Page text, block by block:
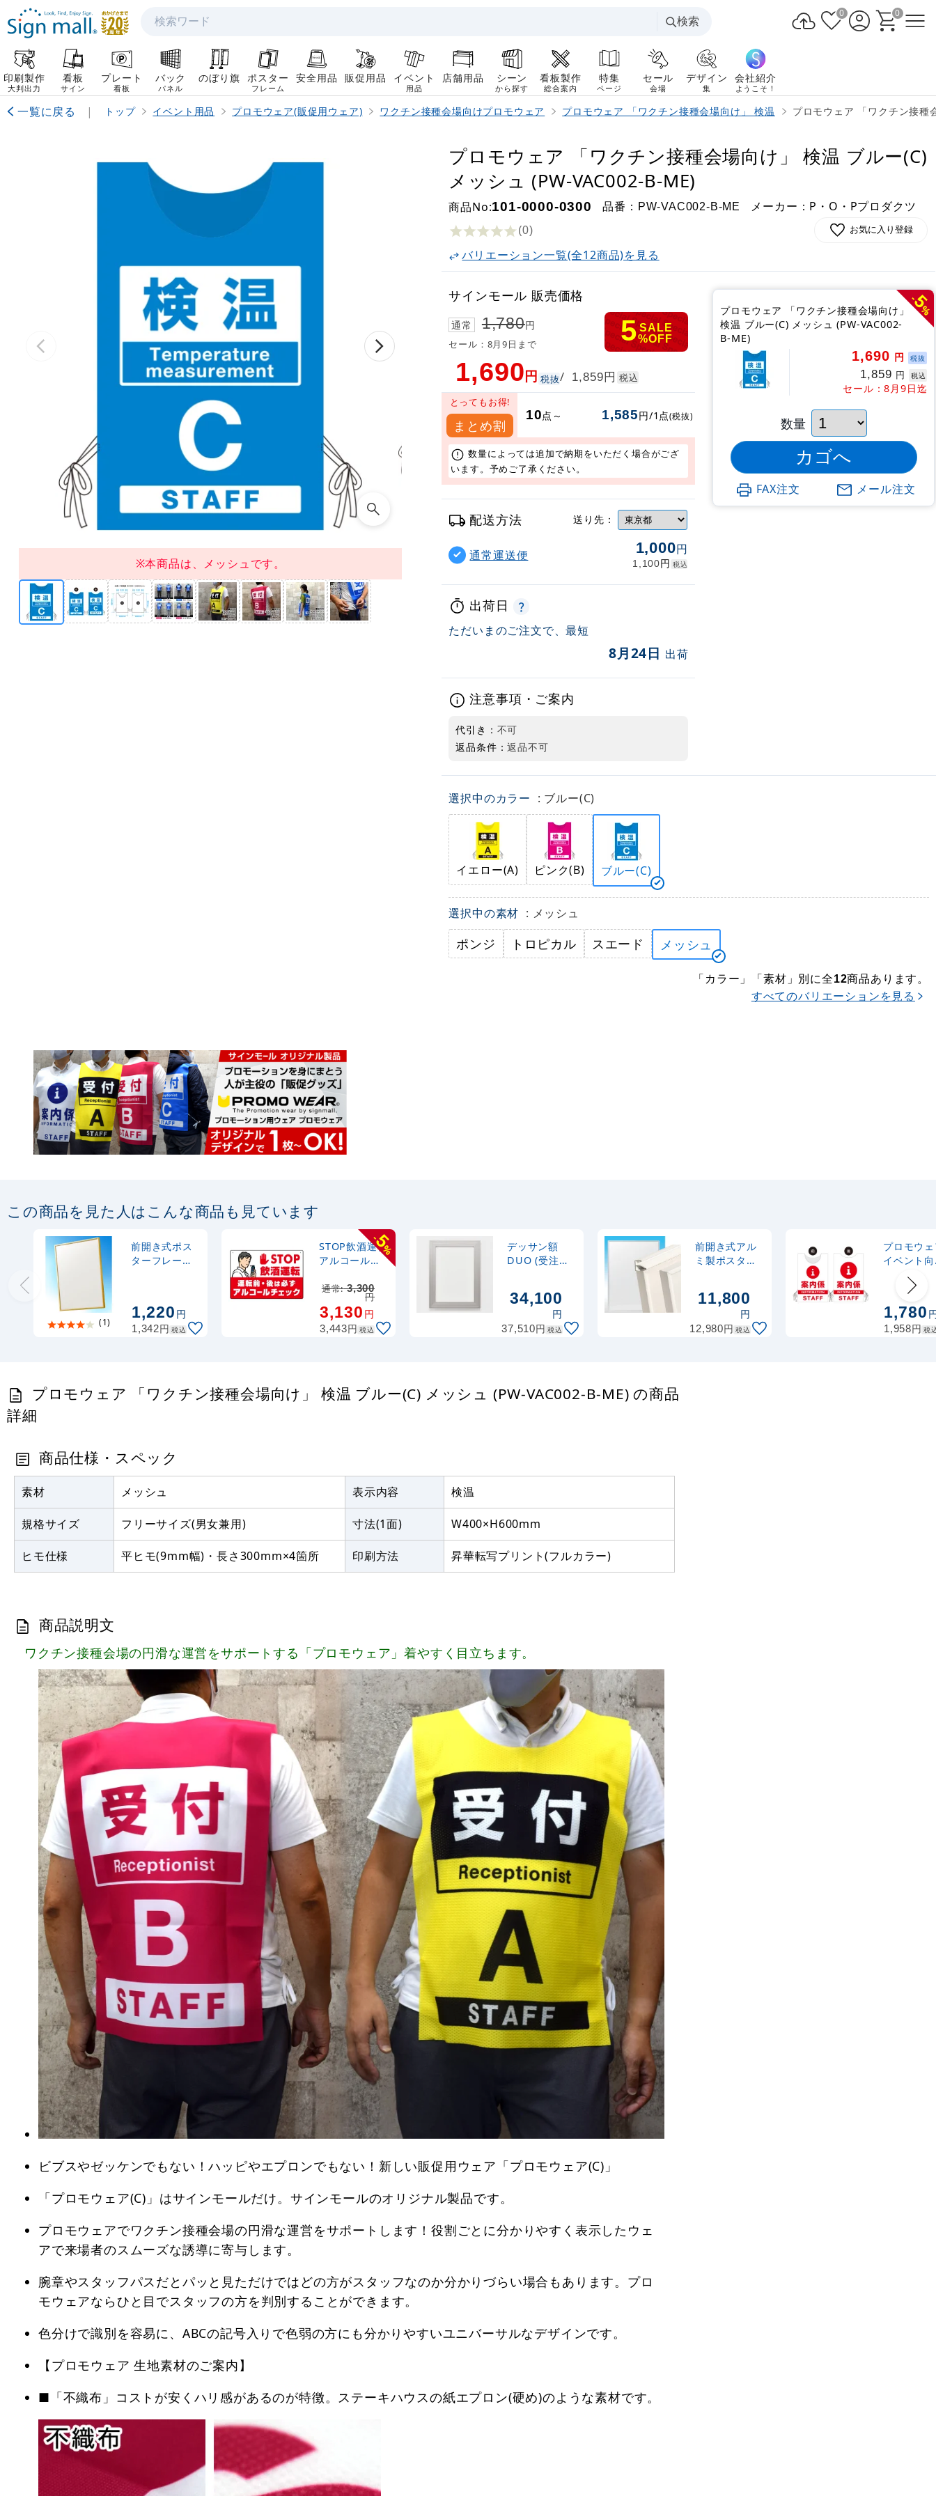
検索
検索
0 0
印刷製作
大判出力
看板
サイン
プレート
看板
バック
パネル
のぼり旗 ポスター
フレーム
安全用品 販促用品 イベント
用品
店舗用品 シーン
から探す
看板製作
総合案内
特集
ページ
セール
会場
デザイン
集
会社紹介
ようこそ！
一覧に戻る | トップ イベント用品 プロモウェア(販促用ウェア) ワクチン接種会場向けプロモウェア プロモウェア 「ワクチン接種会場向け」 検温 プロモウェア 「ワクチン接
※本商品は、メッシュです。
プロモウェア 「ワクチン接種会場向け」 検温 ブルー(C)
メッシュ (PW-VAC002-B-ME)
商品No:101-0000-0300 品番： PW-VAC002-B-ME メーカー：P・O・Pプロダクツ
(0) お気に入り登録
バリエーション一覧(全12商品)を見る
サインモール 販売価格
通常 1,780円
セール：8月9日まで 5SALE
%OFF
1,690円 税抜/ 1,859円 税込
とってもお得!
まとめ割
10点～ 1,585円/1点(税抜)
数量によっては追加で納期をいただく場合がござ
います。予めご了承ください。
配送方法 送り先：
通常運送便 1,000円
1,100円 税込
出荷日
ただいまのご注文で、最短
8月24日 出荷
注意事項・ご案内
代引き： 不可
返品条件：返品不可
-
5
%
プロモウェア 「ワクチン接種会場向け」
検温 ブルー(C) メッシュ (PW-VAC002-
B-ME)
1,690 円 税抜
1,859 円 税込
セール：8月9日迄
数量
FAX注文 メール注文
選択中のカラー : ブルー(C)
イエロー(A) ピンク(B) ブルー(C)
選択中の素材 : メッシュ
ポンジ トロピカル スエード メッシュ
「カラー」「素材」別に全12商品あります。
すべてのバリエーションを見る
この商品を見た人はこんな商品も見ています
(1)
前開き式ポス
ターフレーム
1,220円
1,342円 税込
-
5
%
STOP飲酒運転
アルコールチ
ト レッド オリ
ジナル プレー
ト看板
W450×H300
通常:3,300
円
3,130円
3,443円 税込
デッサン額
DUO (受注生
ー 両面
34,100
円
37,510円 税込
前開き式アル
ミ製ポスター
イト
11,800
円
12,980円 税込
プロモウ
イベント
デザイン
係 STAFF
(PW-001A-
ME)
1,780
1,958円 税
プロモウェア 「ワクチン接種会場向け」 検温 ブルー(C) メッシュ (PW-VAC002-B-ME) の商品
詳細
商品仕様・スペック
素材 メッシュ 表示内容 検温
規格サイズ フリーサイズ(男女兼用) 寸法(1面) W400×H600mm
ヒモ仕様 平ヒモ(9mm幅)・長さ300mm×4箇所 印刷方法 昇華転写プリント(フルカラー)
商品説明文
ワクチン接種会場の円滑な運営をサポートする「プロモウェア」着やすく目立ちます。
ビブスやゼッケンでもない！ハッピやエプロンでもない！新しい販促用ウェア「プロモウェア(C)」
「プロモウェア(C)」はサインモールだけ。サインモールのオリジナル製品です。
プロモウェアでワクチン接種会場の円滑な運営をサポートします！役割ごとに分かりやすく表示したウェ
アで来場者のスムーズな誘導に寄与します。
腕章やスタッフパスだとパッと見ただけではどの方がスタッフなのか分かりづらい場合もあります。プロ
モウェアならひと目でスタッフの方を判別することができます。
色分けで識別を容易に、ABCの記号入りで色弱の方にも分かりやすいユニバーサルなデザインです。
【プロモウェア 生地素材のご案内】
■「不織布」コストが安くハリ感があるのが特徴。ステーキハウスの紙エプロン(硬め)のような素材です。